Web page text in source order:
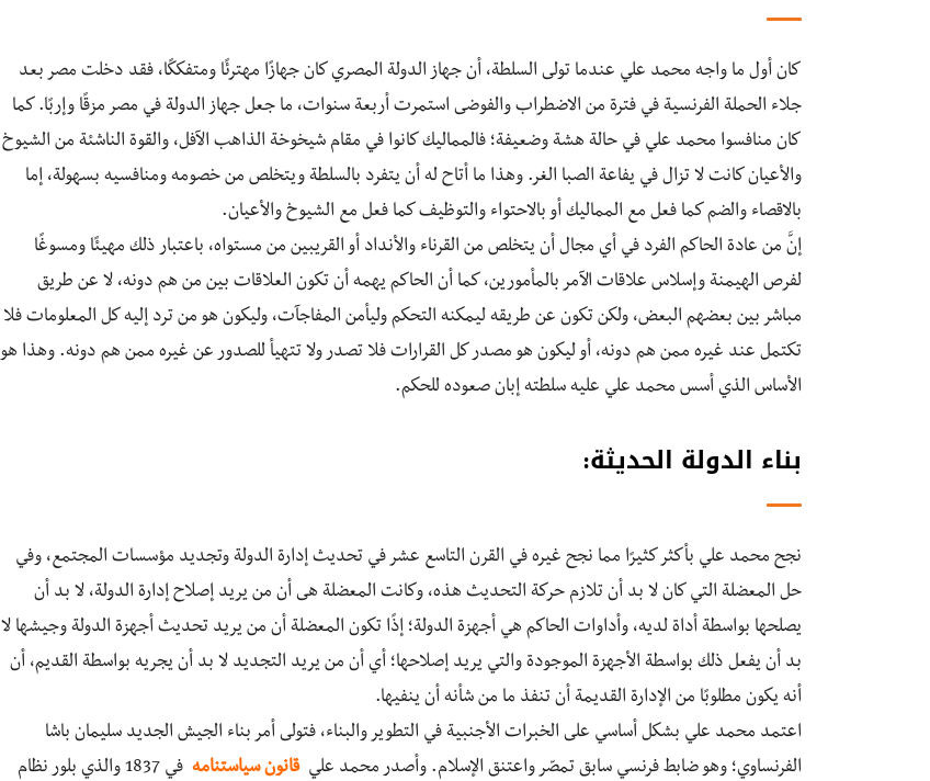
كان أول ما واجه محمد علي عندما تولى السلطة، أن جهاز الدولة المصري كان جهازًا مهترئًا ومتفككًا، فقد دخلت مصر بعد
جلاء الحملة الفرنسية في فترة من الاضطراب والفوضى استمرت أربعة سنوات، ما جعل جهاز الدولة في مصر مزقًا وإربًا. كما
كان منافسوا محمد علي في حالة هشة وضعيفة؛ فالمماليك كانوا في مقام شيخوخة الذاهب الآفل، والقوة الناشئة من الشيوخ
والأعيان كانت لا تزال في يفاعة الصبا الغر. وهذا ما أتاح له أن يتفرد بالسلطة ويتخلص من خصومه ومنافسيه بسهولة، إما
بالاقصاء والضم كما فعل مع المماليك أو بالاحتواء والتوظيف كما فعل مع الشيوخ والأعيان.
إنَّ من عادة الحاكم الفرد في أي مجال أن يتخلص من القرناء والأنداد أو القريبين من مستواه، باعتبار ذلك مهيئًا ومسوغًا
لفرص الهيمنة وإسلاس علاقات الآمر بالمأمورين، كما أن الحاكم يهمه أن تكون العلاقات بين من هم دونه، لا عن طريق
مباشر بين بعضهم البعض، ولكن تكون عن طريقه ليمكنه التحكم وليأمن المفاجآت، وليكون هو من ترد إليه كل المعلومات فلا
تكتمل عند غيره ممن هم دونه، أو ليكون هو مصدر كل القرارات فلا تصدر ولا تتهيأ للصدور عن غيره ممن هم دونه. وهذا هو
الأساس الذي أسس محمد علي عليه سلطته إبان صعوده للحكم.
بناء الدولة الحديثة:
نجح محمد علي بأكثر كثيرًا مما نجح غيره في القرن التاسع عشر في تحديث إدارة الدولة وتجديد مؤسسات المجتمع، وفي
حل المعضلة التي كان لا بد أن تلازم حركة التحديث هذه، وكانت المعضلة هى أن من يريد إصلاح إدارة الدولة، لا بد أن
يصلحها بواسطة أداة لديه، وأداوات الحاكم هي أجهزة الدولة؛ إذًا تكون المعضلة أن من يريد تحديث أجهزة الدولة وجيشها لا
بد أن يفعل ذلك بواسطة الأجهزة الموجودة والتي يريد إصلاحها؛ أي أن من يريد التجديد لا بد أن يجريه بواسطة القديم، أن
أنه يكون مطلوبًا من الإدارة القديمة أن تنفذ ما من شأنه أن ينفيها.
اعتمد محمد علي بشكل أساسي على الخبرات الأجنبية في التطوير والبناء، فتولى أمر بناء الجيش الجديد سليمان باشا
الفرنساوي؛ وهو ضابط فرنسي سابق تمصّر واعتنق الإسلام. وأصدر محمد علي قانون سياستنامه
في 1837 والذي بلور نظام